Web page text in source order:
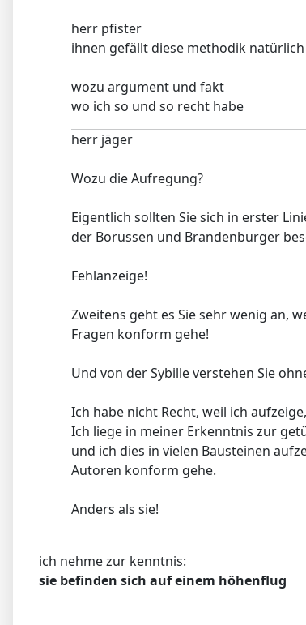
herr pfister
ihnen gefällt diese methodik natürlich
wozu argument und fakt
wo ich so und so recht habe
herr jäger
Wozu die Aufregung?
Eigentlich sollten Sie sich in erster
der Borussen und Brandenburger
Fehlanzeige!
Zweitens geht es Sie sehr wenig an,
Fragen konform gehe!
Und von der Sybille verstehen Sie
Ich habe nicht Recht, weil ich
Ich liege in meiner Erkenntnis zur
und ich dies in vielen Bausteinen
Autoren konform gehe.
Anders als sie!
ich nehme zur kenntnis:
sie befinden sich auf einem höhenflug